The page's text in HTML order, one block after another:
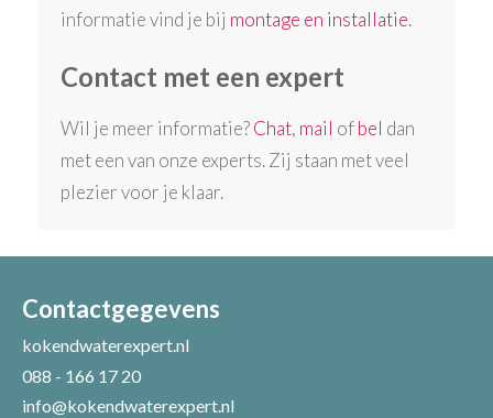
informatie vind je bij montage en installatie.
Contact met een expert
Wil je meer informatie?Chat, mail ofbel dan
met een van onze experts. Zij staan met veel
plezier voor je klaar.
Contactgegevens
kokendwaterexpert.nl
088 - 166 17 20
info@kokendwaterexpert.nl